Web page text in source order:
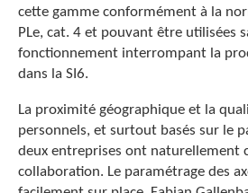
cette gamme conformément à la
PLe, cat. 4 et pouvant être utilisées
fonctionnement interrompant la
dans la SI6.
La proximité géographique et la
personnels, et surtout basés sur le
deux entreprises ont naturellement
collaboration. Le paramétrage des